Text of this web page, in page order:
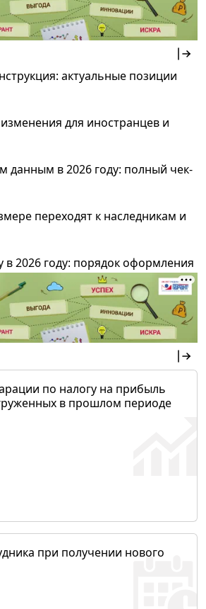
актуальные позиции
для иностранцев и
данным в 2026 году: полный чек-
переходят к наследникам и
в 2026 году: порядок оформления
по налогу на прибыль
в прошлом периоде
при получении нового